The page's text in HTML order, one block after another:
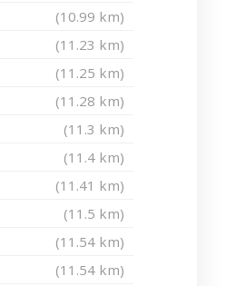
(10.99 km)
(11.23 km)
(11.25 km)
(11.28 km)
(11.3 km)
(11.4 km)
(11.41 km)
(11.5 km)
(11.54 km)
(11.54 km)